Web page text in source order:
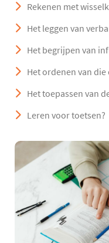
Rekenen met
Het leggen van
Het begrijpen van
Het ordenen van
Het toepassen van
Leren voor toetsen?